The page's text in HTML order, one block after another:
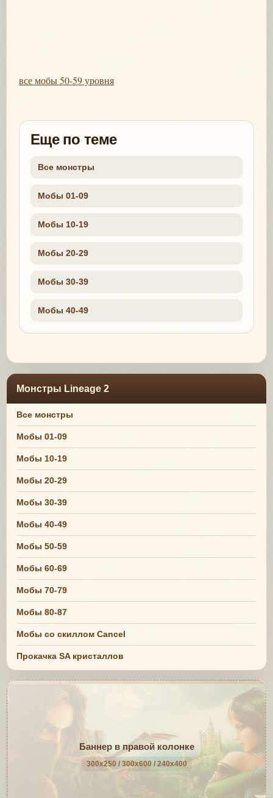
все мобы 50-59 уровня
Еще по теме
Все монстры
Мобы 01-09
Мобы 10-19
Мобы 20-29
Мобы 30-39
Мобы 40-49
Монстры Lineage 2
Все монстры
Мобы 01-09
Мобы 10-19
Мобы 20-29
Мобы 30-39
Мобы 40-49
Мобы 50-59
Мобы 60-69
Мобы 70-79
Мобы 80-87
Мобы со скиллом Cancel
Прокачка SA кристаллов
Баннер в правой колонке
300x250 / 300x600 / 240x400